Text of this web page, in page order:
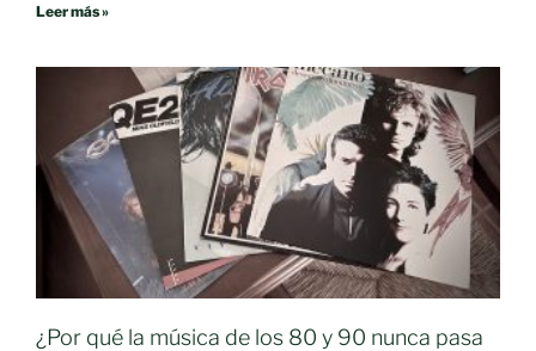
Leer más »
¿Por qué la música de los 80 y 90 nunca pasa